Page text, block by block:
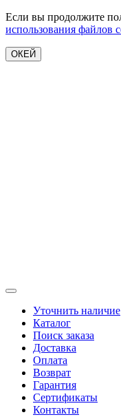
Если вы продолжите
использования файлов
ОКЕЙ
Уточнить наличие
Каталог
Поиск заказа
Доставка
Оплата
Возврат
Гарантия
Сертификаты
Контакты